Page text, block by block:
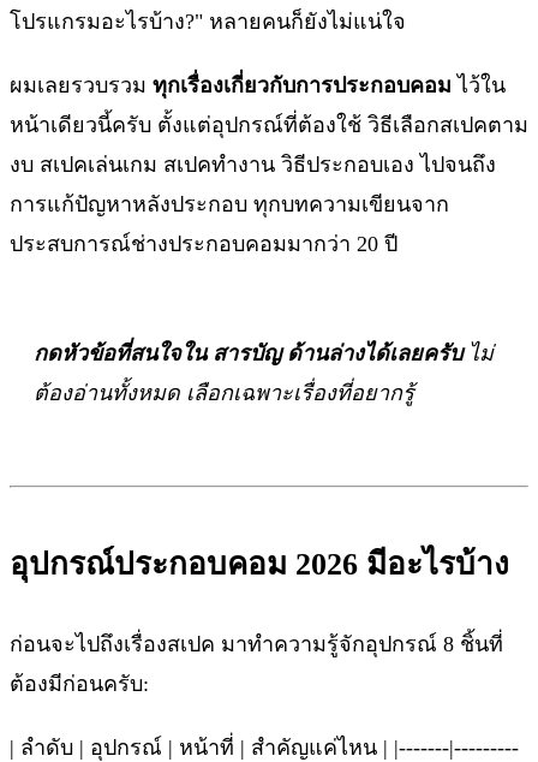
โปรแกรมอะไรบ้าง?" หลายคนก็ยังไม่แน่ใจ
ผมเลยรวบรวม ทุกเรื่องเกี่ยวกับการประกอบคอม ไว้ใน
หน้าเดียวนี้ครับ ตั้งแต่อุปกรณ์ที่ต้องใช้ วิธีเลือกสเปคตาม
งบ สเปคเล่นเกม สเปคทำงาน วิธีประกอบเอง ไปจนถึง
การแก้ปัญหาหลังประกอบ ทุกบทความเขียนจาก
ประสบการณ์ช่างประกอบคอมมากว่า 20 ปี
กดหัวข้อที่สนใจใน สารบัญ ด้านล่างได้เลยครับไม่
ต้องอ่านทั้งหมด เลือกเฉพาะเรื่องที่อยากรู้
อุปกรณ์ประกอบคอม 2026 มีอะไรบ้าง
ก่อนจะไปถึงเรื่องสเปค มาทำความรู้จักอุปกรณ์ 8 ชิ้นที่
ต้องมีก่อนครับ:
| ลำดับ | อุปกรณ์ | หน้าที่ | สำคัญแค่ไหน | |-------|---------